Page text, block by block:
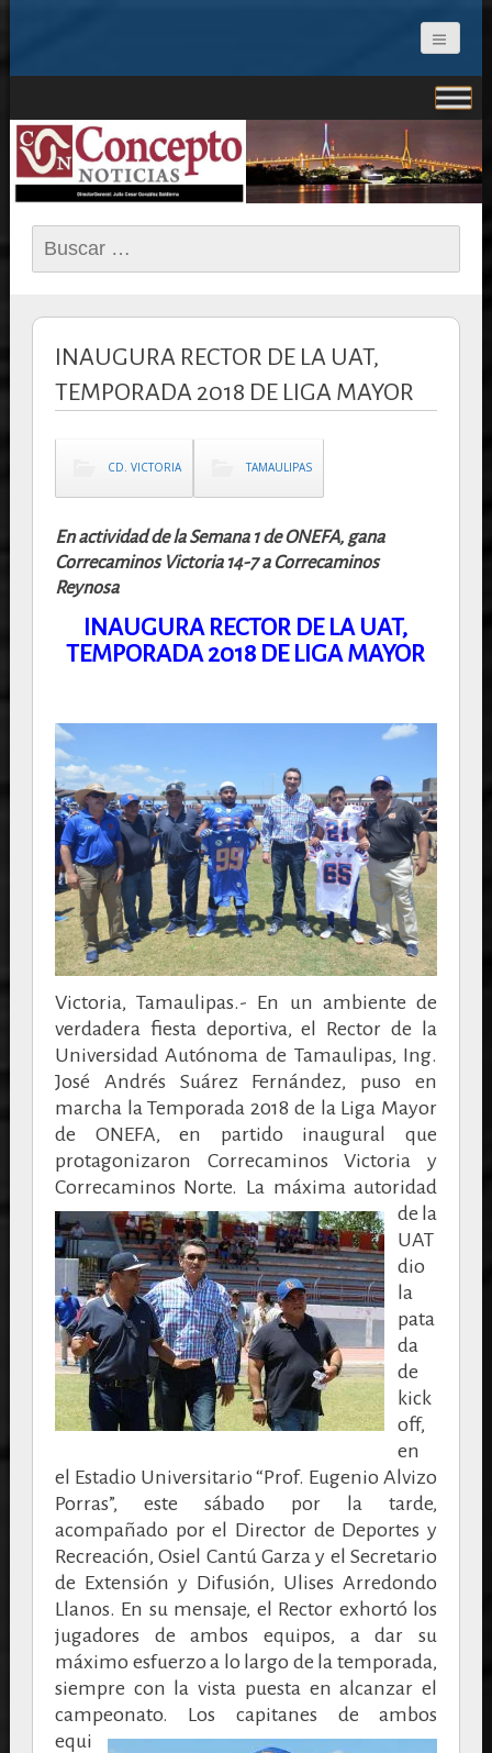
CONCEPTO NOTICIAS
Buscar:
INAUGURA RECTOR DE LA UAT,
TEMPORADA 2018 DE LIGA MAYOR
CD. VICTORIA TAMAULIPAS
En actividad de la Semana 1 de ONEFA, gana
Correcaminos Victoria 14-7 a Correcaminos
Reynosa
INAUGURA RECTOR DE LA UAT,
TEMPORADA 2018 DE LIGA MAYOR
Victoria, Tamaulipas.- En un ambiente de
verdadera fiesta deportiva, el Rector de la
Universidad Autónoma de Tamaulipas, Ing.
José Andrés Suárez Fernández, puso en
marcha la Temporada 2018 de la Liga Mayor
de ONEFA, en partido inaugural que
protagonizaron Correcaminos Victoria y
Correcaminos Norte. La máxima autoridad
de la
UAT
dio
la
pata
da
de
kick
off,
en
el Estadio Universitario “Prof. Eugenio Alvizo
Porras”, este sábado por la tarde,
acompañado por el Director de Deportes y
Recreación, Osiel Cantú Garza y el Secretario
de Extensión y Difusión, Ulises Arredondo
Llanos. En su mensaje, el Rector exhortó los
jugadores de ambos equipos, a dar su
máximo esfuerzo a lo largo de la temporada,
siempre con la vista puesta en alcanzar el
campeonato. Los capitanes de ambos
equi